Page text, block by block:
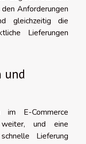
Anforderungen
gleichzeitig die
Lieferungen
und
E-Commerce
weiter, und eine
Lieferung